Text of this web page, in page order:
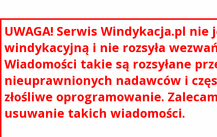
UWAGA! Serwis Windykacja.pl
windykacyjną i nie rozsyła
Wiadomości takie są rozsyłane
nieuprawnionych nadawców i
złośliwe oprogramowanie.
usuwanie takich wiadomości.